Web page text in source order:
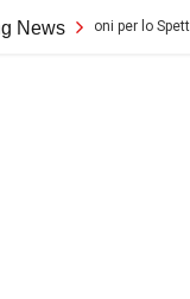
News
Audizioni per lo Spettacolo